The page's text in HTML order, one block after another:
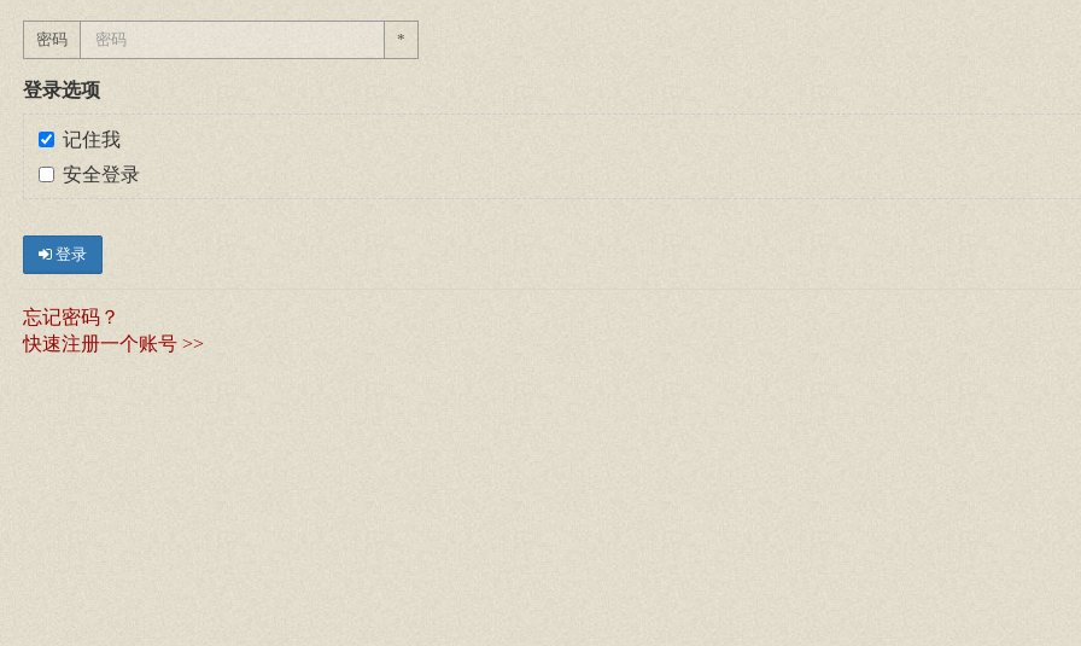
密码 *
登录选项
记住我
安全登录
登录
忘记密码？
快速注册一个账号 >>